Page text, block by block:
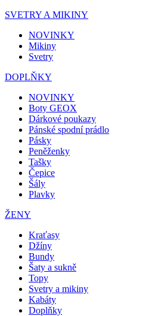
SVETRY A MIKINY
NOVINKY
Mikiny
Svetry
DOPLŇKY
NOVINKY
Boty GEOX
Dárkové poukazy
Pánské spodní prádlo
Pásky
Peněženky
Tašky
Čepice
Šály
Plavky
ŽENY
Kraťasy
Džíny
Bundy
Šaty a sukně
Topy
Svetry a mikiny
Kabáty
Doplňky